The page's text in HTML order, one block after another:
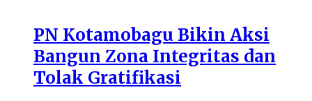
PN Kotamobagu Bikin Aksi
Bangun Zona Integritas dan
Tolak Gratifikasi